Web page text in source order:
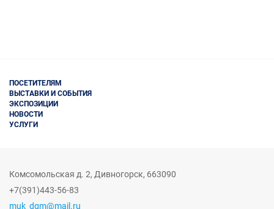
ПОСЕТИТЕЛЯМ
ВЫСТАВКИ И СОБЫТИЯ
ЭКСПОЗИЦИИ
НОВОСТИ
УСЛУГИ
Комсомольская д. 2, Дивногорск, 663090
+7(391)443-56-83
muk_dgm@mail.ru